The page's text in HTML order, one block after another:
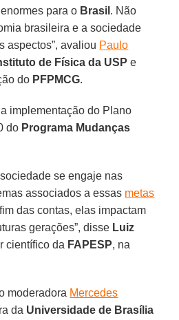
para o Brasil . Não
brasileira e a sociedade
aspectos”, avaliou Paulo
de Física da USP e
do PFPMCG.
implementação do Plano
do Programa Mudanças
se engaje nas
associados a essas metas
das contas, elas impactam
gerações”, disse Luiz
científico da FAPESP, na
moderadora Mercedes
da Universidade de Brasília